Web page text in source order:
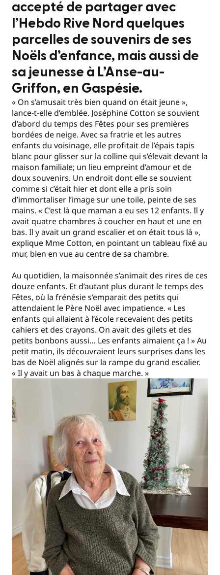
accepté de partager avec
l’Hebdo Rive Nord quelques
parcelles de souvenirs de ses
Noëls d’enfance, mais aussi de
sa jeunesse à L’Anse-au-
Griffon, en Gaspésie.
« On s’amusait très bien quand on était jeune »,
lance-t-elle d’emblée. Joséphine Cotton se souvient
d’abord du temps des Fêtes pour ses premières
bordées de neige. Avec sa fratrie et les autres
enfants du voisinage, elle profitait de l’épais tapis
blanc pour glisser sur la colline qui s’élevait devant la
maison familiale; un lieu empreint d’amour et de
doux souvenirs. Un endroit dont elle se souvient
comme si c’était hier et dont elle a pris soin
d’immortaliser l’image sur une toile, peinte de ses
mains. « C’est là que maman a eu ses 12 enfants. Il y
avait quatre chambres à coucher en haut et une en
bas. Il y avait un grand escalier et on était tous là »,
explique Mme Cotton, en pointant un tableau fixé au
mur, bien en vue au centre de sa chambre.
Au quotidien, la maisonnée s’animait des rires de ces
douze enfants. Et d’autant plus durant le temps des
Fêtes, où la frénésie s’emparait des petits qui
attendaient le Père Noël avec impatience. « Les
enfants qui allaient à l’école recevaient des petits
cahiers et des crayons. On avait des gilets et des
petits bonbons aussi… Les enfants aimaient ça ! » Au
petit matin, ils découvraient leurs surprises dans les
bas de Noël alignés sur la rampe du grand escalier.
« Il y avait un bas à chaque marche. »